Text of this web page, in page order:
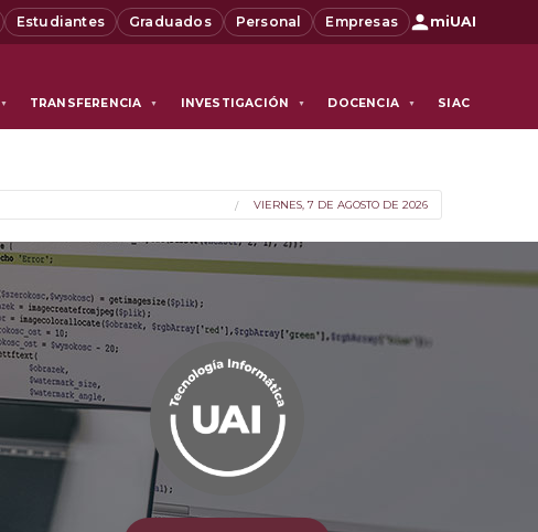
Estudiantes Graduados Personal Empresas miUAI
▼ TRANSFERENCIA ▼ INVESTIGACIÓN ▼ DOCENCIA ▼ SIAC
VIERNES, 7 DE AGOSTO DE 2026